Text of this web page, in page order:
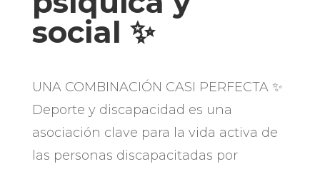
social ✨​
UNA COMBINACIÓN CASI PERFECTA ✨​
Deporte y discapacidad es una
asociación clave para la vida activa de
las personas discapacitadas por